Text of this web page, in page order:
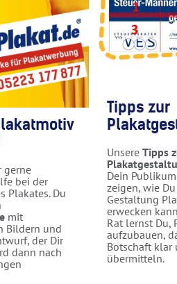
gerne
bei der
Plakates. Du
mit
Bildern und
der Dir
dann nach
Tipps zur
UnsereTipps
Dein
zeigen, wie
Gestaltung
erwecken
Rat lernst Du,
aufzubauen,
Botschaft klar
übermitteln.